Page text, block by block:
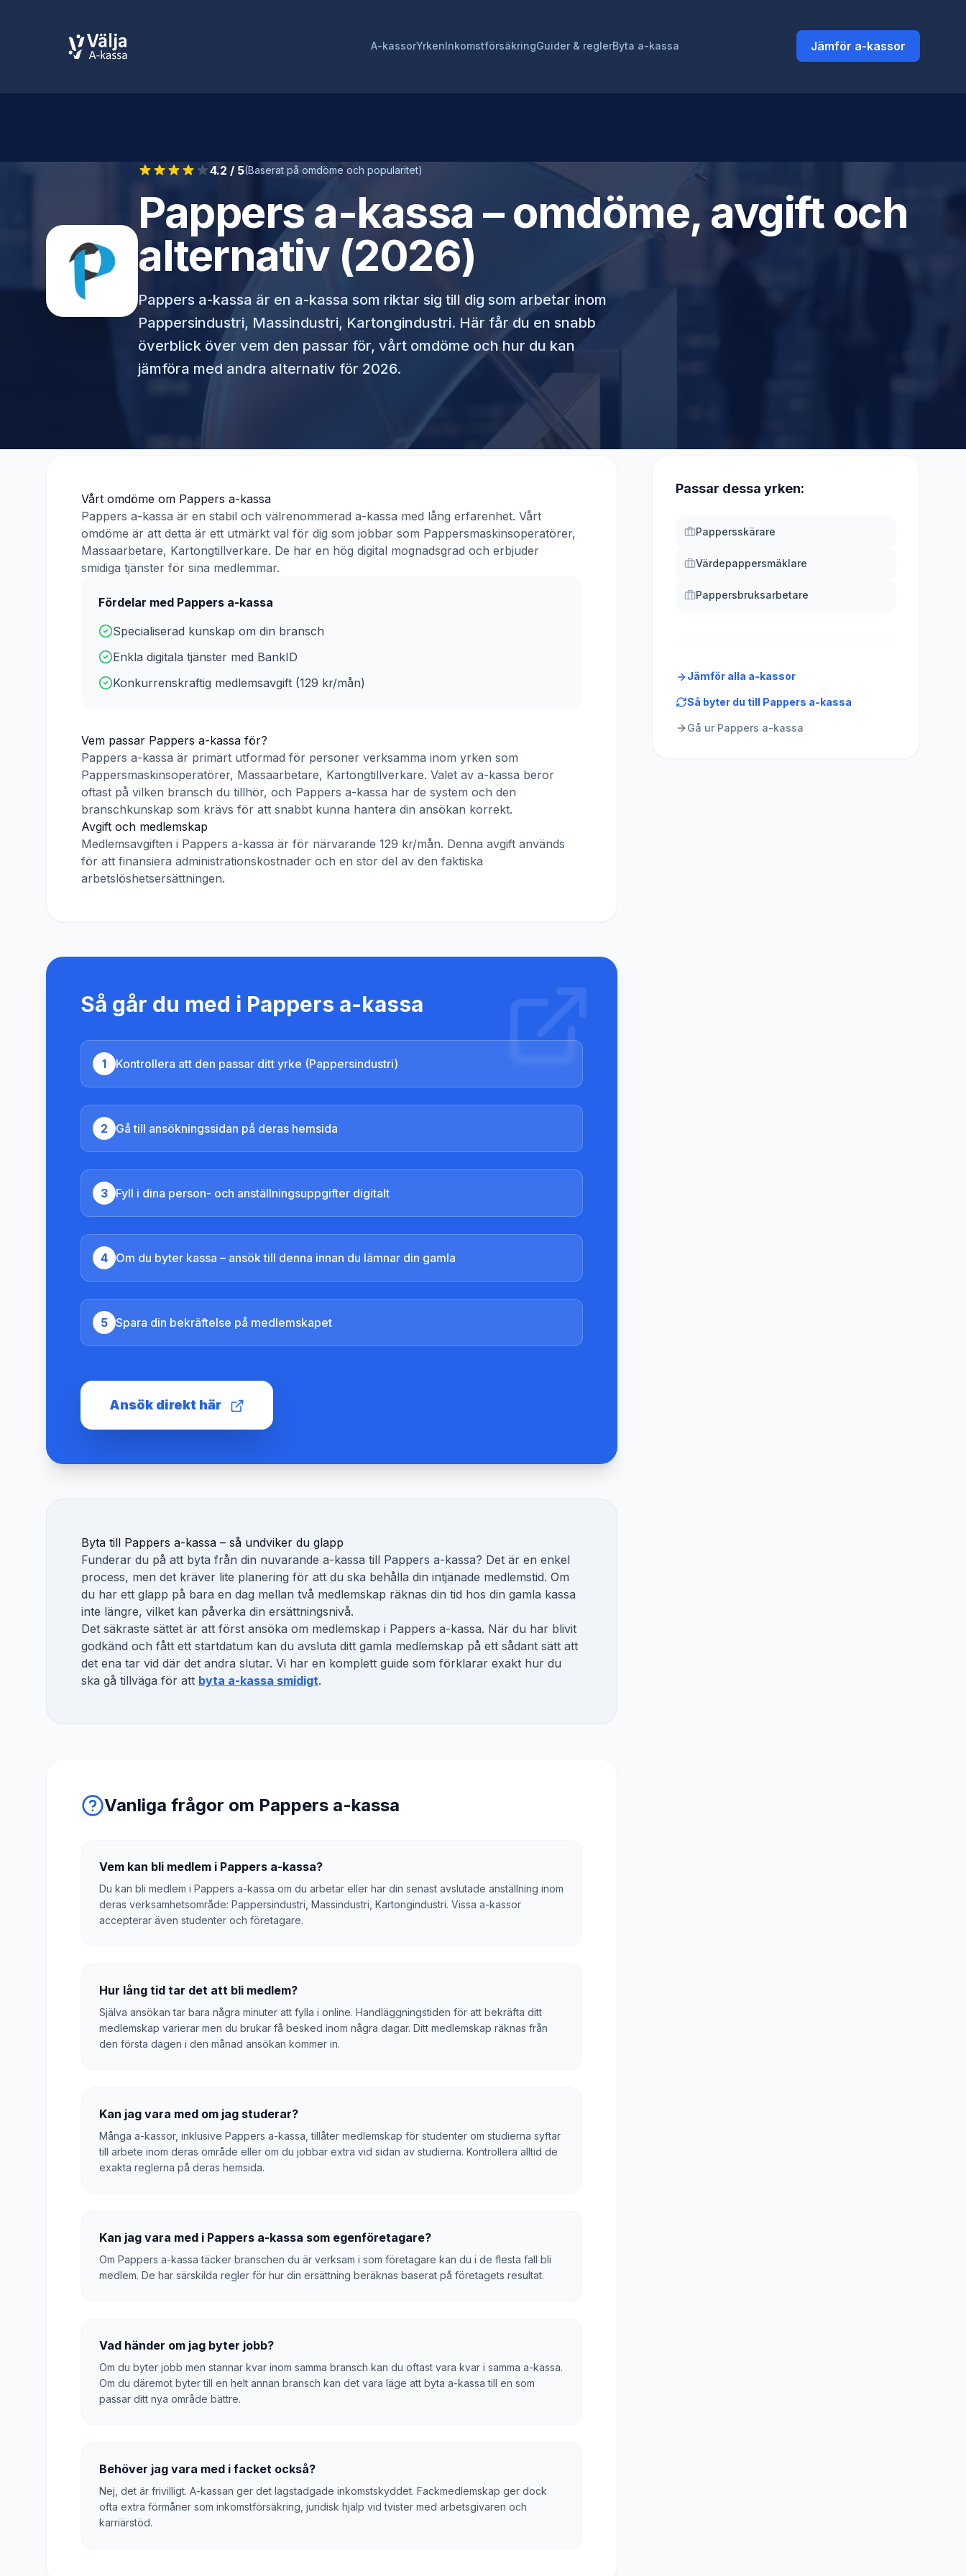
A-kassorYrkenInkomstförsäkringGuider & reglerByta a-kassa Jämför a-kassor
4.2 / 5(Baserat på omdöme och popularitet)
Pappers a-kassa – omdöme, avgift och
alternativ (2026)
Pappers a-kassa är en a-kassa som riktar sig till dig som arbetar inom
Pappersindustri, Massindustri, Kartongindustri. Här får du en snabb
överblick över vem den passar för, vårt omdöme och hur du kan
jämföra med andra alternativ för 2026.
Vårt omdöme om Pappers a-kassa
Pappers a-kassa är en stabil och välrenommerad a-kassa med lång erfarenhet. Vårt
omdöme är att detta är ett utmärkt val för dig som jobbar som Pappersmaskinsoperatörer,
Massaarbetare, Kartongtillverkare. De har en hög digital mognadsgrad och erbjuder
smidiga tjänster för sina medlemmar.
Fördelar med Pappers a-kassa
Specialiserad kunskap om din bransch
Enkla digitala tjänster med BankID
Konkurrenskraftig medlemsavgift (129 kr/mån)
Vem passar Pappers a-kassa för?
Pappers a-kassa är primärt utformad för personer verksamma inom yrken som
Pappersmaskinsoperatörer, Massaarbetare, Kartongtillverkare. Valet av a-kassa beror
oftast på vilken bransch du tillhör, och Pappers a-kassa har de system och den
branschkunskap som krävs för att snabbt kunna hantera din ansökan korrekt.
Avgift och medlemskap
Medlemsavgiften i Pappers a-kassa är för närvarande 129 kr/mån. Denna avgift används
för att finansiera administrationskostnader och en stor del av den faktiska
arbetslöshetsersättningen.
Så går du med i Pappers a-kassa
1 Kontrollera att den passar ditt yrke (Pappersindustri)
2 Gå till ansökningssidan på deras hemsida
3 Fyll i dina person- och anställningsuppgifter digitalt
4 Om du byter kassa – ansök till denna innan du lämnar din gamla
5 Spara din bekräftelse på medlemskapet
Ansök direkt här
Byta till Pappers a-kassa – så undviker du glapp
Funderar du på att byta från din nuvarande a-kassa till Pappers a-kassa? Det är en enkel
process, men det kräver lite planering för att du ska behålla din intjänade medlemstid. Om
du har ett glapp på bara en dag mellan två medlemskap räknas din tid hos din gamla kassa
inte längre, vilket kan påverka din ersättningsnivå.
Det säkraste sättet är att först ansöka om medlemskap i Pappers a-kassa. När du har blivit
godkänd och fått ett startdatum kan du avsluta ditt gamla medlemskap på ett sådant sätt att
det ena tar vid där det andra slutar. Vi har en komplett guide som förklarar exakt hur du
ska gå tillväga för att byta a-kassa smidigt.
Vanliga frågor om Pappers a-kassa
Vem kan bli medlem i Pappers a-kassa?
Du kan bli medlem i Pappers a-kassa om du arbetar eller har din senast avslutade anställning inom
deras verksamhetsområde: Pappersindustri, Massindustri, Kartongindustri. Vissa a-kassor
accepterar även studenter och företagare.
Hur lång tid tar det att bli medlem?
Själva ansökan tar bara några minuter att fylla i online. Handläggningstiden för att bekräfta ditt
medlemskap varierar men du brukar få besked inom några dagar. Ditt medlemskap räknas från
den första dagen i den månad ansökan kommer in.
Kan jag vara med om jag studerar?
Många a-kassor, inklusive Pappers a-kassa, tillåter medlemskap för studenter om studierna syftar
till arbete inom deras område eller om du jobbar extra vid sidan av studierna. Kontrollera alltid de
exakta reglerna på deras hemsida.
Kan jag vara med i Pappers a-kassa som egenföretagare?
Om Pappers a-kassa täcker branschen du är verksam i som företagare kan du i de flesta fall bli
medlem. De har särskilda regler för hur din ersättning beräknas baserat på företagets resultat.
Vad händer om jag byter jobb?
Om du byter jobb men stannar kvar inom samma bransch kan du oftast vara kvar i samma a-kassa.
Om du däremot byter till en helt annan bransch kan det vara läge att byta a-kassa till en som
passar ditt nya område bättre.
Behöver jag vara med i facket också?
Nej, det är frivilligt. A-kassan ger det lagstadgade inkomstskyddet. Fackmedlemskap ger dock
ofta extra förmåner som inkomstförsäkring, juridisk hjälp vid tvister med arbetsgivaren och
karriärstöd.
Passar dessa yrken:
Pappersskärare
Värdepappersmäklare
Pappersbruksarbetare
Jämför alla a-kassor
Så byter du till Pappers a-kassa
Gå ur Pappers a-kassa